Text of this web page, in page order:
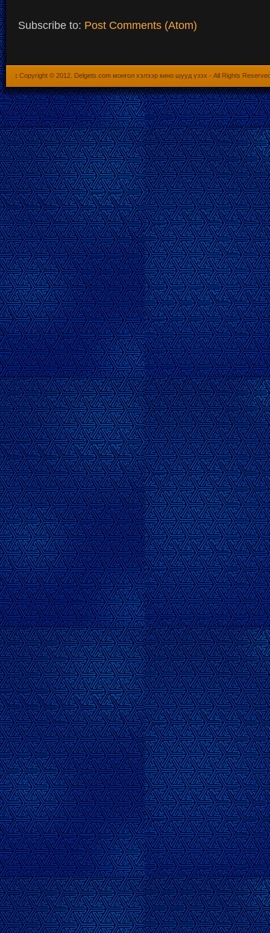
Subscribe to: Post Comments (Atom)
: Copyright © 2012. Delgets.com монгол хэлээр кино шууд үзэх - All Rights